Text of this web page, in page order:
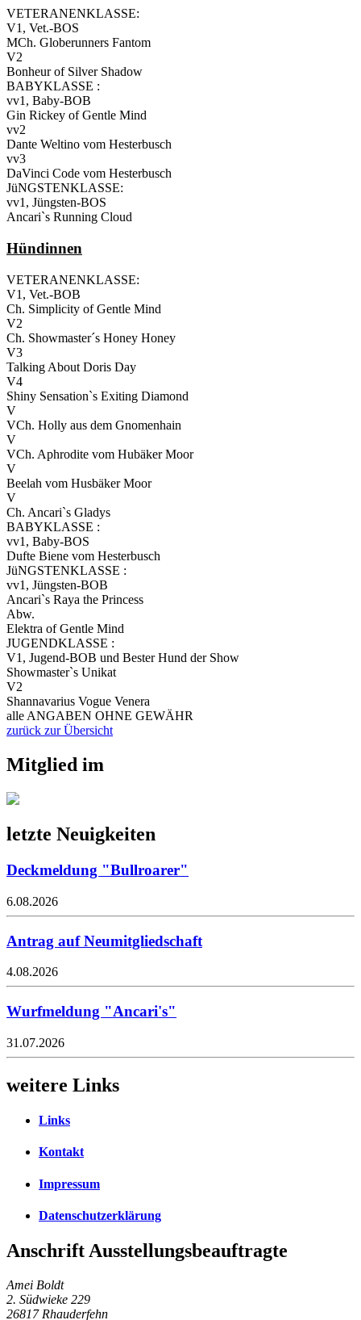
VETERANENKLASSE:
V1, Vet.-BOS
MCh. Globerunners Fantom
V2
Bonheur of Silver Shadow
BABYKLASSE :
vv1, Baby-BOB
Gin Rickey of Gentle Mind
vv2
Dante Weltino vom Hesterbusch
vv3
DaVinci Code vom Hesterbusch
JüNGSTENKLASSE:
vv1, Jüngsten-BOS
Ancari`s Running Cloud
Hündinnen
VETERANENKLASSE:
V1, Vet.-BOB
Ch. Simplicity of Gentle Mind
V2
Ch. Showmaster´s Honey Honey
V3
Talking About Doris Day
V4
Shiny Sensation`s Exiting Diamond
V
VCh. Holly aus dem Gnomenhain
V
VCh. Aphrodite vom Hubäker Moor
V
Beelah vom Husbäker Moor
V
Ch. Ancari`s Gladys
BABYKLASSE :
vv1, Baby-BOS
Dufte Biene vom Hesterbusch
JüNGSTENKLASSE :
vv1, Jüngsten-BOB
Ancari`s Raya the Princess
Abw.
Elektra of Gentle Mind
JUGENDKLASSE :
V1, Jugend-BOB und Bester Hund der Show
Showmaster`s Unikat
V2
Shannavarius Vogue Venera
alle ANGABEN OHNE GEWÄHR
zurück zur Übersicht
Mitglied im
letzte Neuigkeiten
Deckmeldung "Bullroarer"
6.08.2026
Antrag auf Neumitgliedschaft
4.08.2026
Wurfmeldung "Ancari's"
31.07.2026
weitere Links
Links
Kontakt
Impressum
Datenschutzerklärung
Anschrift Ausstellungsbeauftragte
Amei Boldt
2. Südwieke 229
26817 Rhauderfehn